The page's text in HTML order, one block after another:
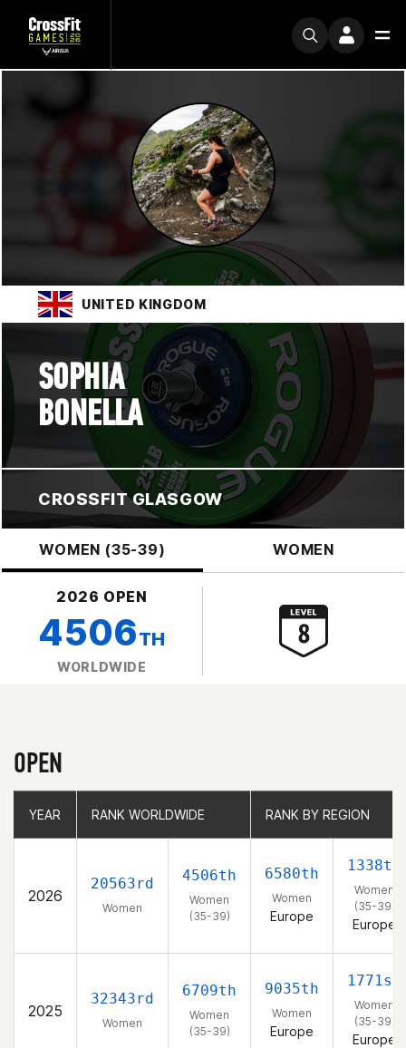
UNITED KINGDOM
SOPHIA
BONELLA
CROSSFIT GLASGOW
WOMEN (35-39) WOMEN
2026 OPEN
4506TH
WORLDWIDE
OPEN
YEAR RANK WORLDWIDE RANK BY REGION
2026
20563rd
Women
4506th
Women
(35-39)
6580th
Women
Europe
1338th
Women
(35-39)
Europe
2025
32343rd
Women
6709th
Women
(35-39)
9035th
Women
Europe
1771st
Women
(35-39)
Europe
YEAR RANK WORLDWIDE RANK BY REGION